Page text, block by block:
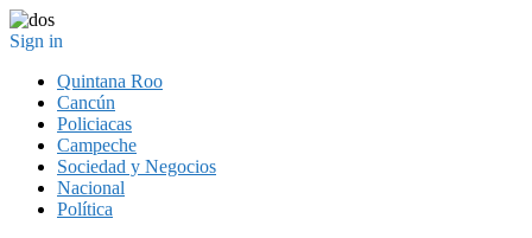
Sign in
Quintana Roo
Cancún
Policiacas
Campeche
Sociedad y Negocios
Nacional
Política